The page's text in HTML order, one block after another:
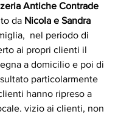
Antiche Contrade
da Nicola e Sandra
nel periodo di
ai propri clienti il
a domicilio e poi di
particolarmente
hanno ripreso a
vizio ai clienti, non